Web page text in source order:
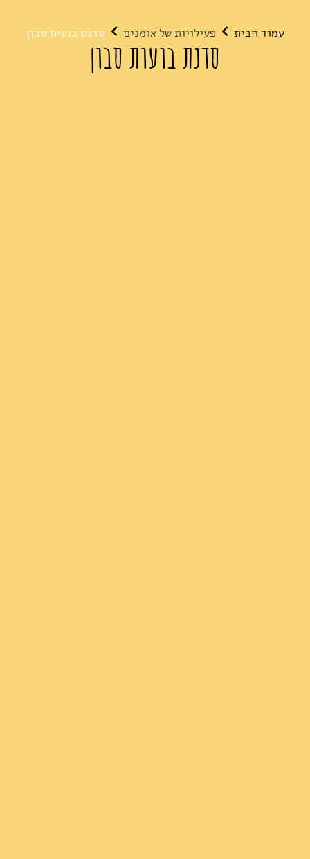
עמוד הבית פעילויות של אומנים סדנת בועות סבון
סדנת בועות סבון